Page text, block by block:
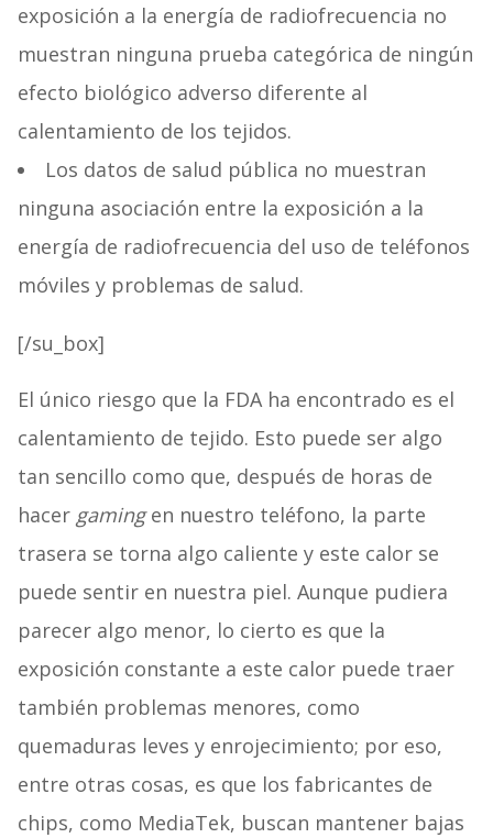
exposición a la energía de radiofrecuencia no
muestran ninguna prueba categórica de ningún
efecto biológico adverso diferente al
calentamiento de los tejidos.
Los datos de salud pública no muestran
ninguna asociación entre la exposición a la
energía de radiofrecuencia del uso de teléfonos
móviles y problemas de salud.
[/su_box]
El único riesgo que la FDA ha encontrado es el
calentamiento de tejido. Esto puede ser algo
tan sencillo como que, después de horas de
hacer gamingen nuestro teléfono, la parte
trasera se torna algo caliente y este calor se
puede sentir en nuestra piel. Aunque pudiera
parecer algo menor, lo cierto es que la
exposición constante a este calor puede traer
también problemas menores, como
quemaduras leves y enrojecimiento; por eso,
entre otras cosas, es que los fabricantes de
chips, como MediaTek, buscan mantener bajas